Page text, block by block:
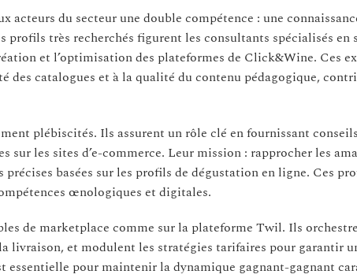
acteurs du secteur une double compétence : une
profils très recherchés figurent les consultants spécialisés
et l’optimisation des plateformes de Click&Wine. Ces
catalogues et à la qualité du contenu pédagogique,
plébiscités. Ils assurent un rôle clé en fournissant
sur les sites d’e-commerce. Leur mission : rapprocher les
basées sur les profils de dégustation en ligne. Ces
œnologiques et digitales.
de marketplace comme sur la plateforme Twil. Ils
livraison, et modulent les stratégies tarifaires pour garantir
pour maintenir la dynamique gagnant-gagnant